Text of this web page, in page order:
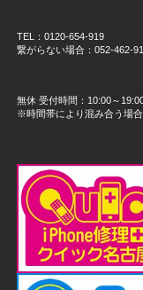
TEL：0120-654-919
繋がらない場合：052-462-
無休 受付時間：10:00～
※時間帯により混み合う場合